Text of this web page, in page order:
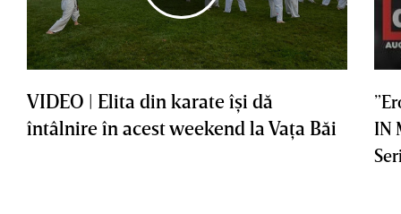
VIDEO | Elita din karate îşi dă
întâlnire în acest weekend la Vaţa Băi
IN